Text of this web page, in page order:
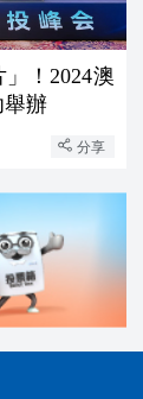
！2024澳
辦
分享